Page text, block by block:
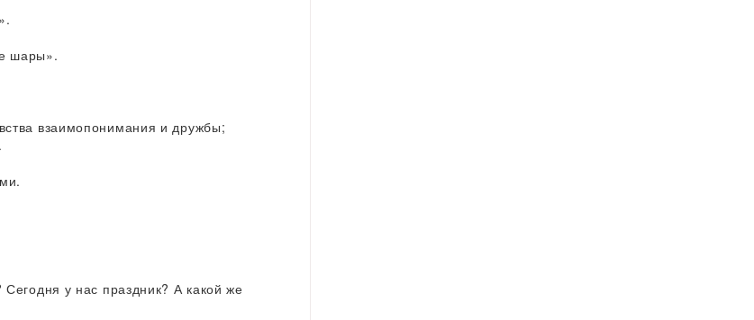
шары».
взаимопонимания и дружбы;
у нас праздник? А какой же